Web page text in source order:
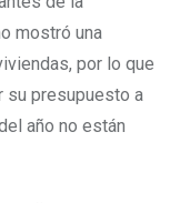
mostró una
por lo que
su presupuesto a
año no están